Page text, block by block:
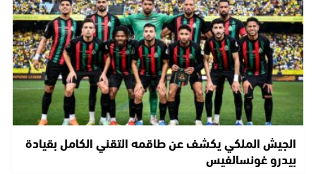
الجيش الملكي يكشف عن طاقمه التقني الكامل بقيادة
بيدرو غونسالفيس